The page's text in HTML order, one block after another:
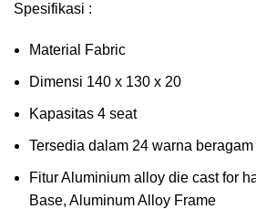
Spesifikasi :
Material Fabric
Dimensi 140 x 130 x 20
Kapasitas 4 seat
Tersedia dalam 24 warna beragam
Fitur Aluminium alloy die cast for
Base, Aluminum Alloy Frame